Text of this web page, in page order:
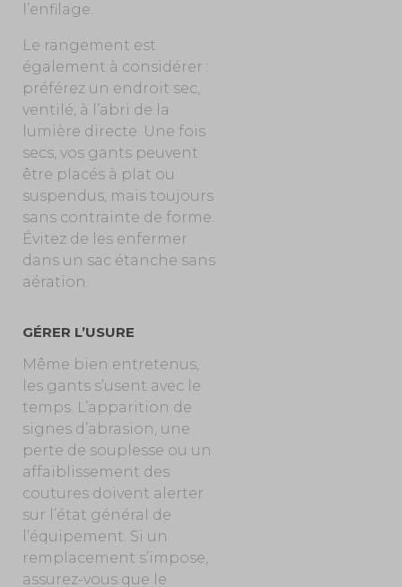
l’enfilage.
Le rangement est
également à considérer :
préférez un endroit sec,
ventilé, à l’abri de la
lumière directe. Une fois
secs, vos gants peuvent
être placés à plat ou
suspendus, mais toujours
sans contrainte de forme.
Évitez de les enfermer
dans un sac étanche sans
aération.
GÉRER L’USURE
Même bien entretenus,
les gants s’usent avec le
temps. L’apparition de
signes d’abrasion, une
perte de souplesse ou un
affaiblissement des
coutures doivent alerter
sur l’état général de
l’équipement. Si un
remplacement s’impose,
assurez-vous que le